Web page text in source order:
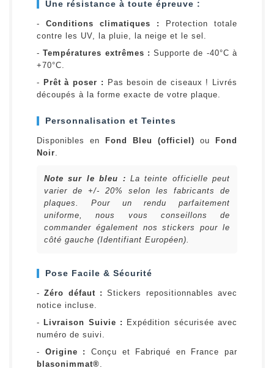
Une résistance à toute épreuve :
- Conditions climatiques :
Protection totale
contre les UV, la pluie, la neige et le sel.
-Températures extrêmes : Supporte de -40°C à
+70°C.
- Prêt à poser :
Pas besoin de ciseaux ! Livrés
découpés à la forme exacte de votre plaque.
Personnalisation et Teintes
Disponibles en Fond Bleu (officiel) ou
Fond
Noir.
Note sur le bleu : La teinte officielle peut
varier de +/- 20% selon les fabricants de
plaques. Pour un rendu parfaitement
uniforme, nous vous conseillons de
commander également nos stickers pour le
côté gauche (Identifiant Européen).
Pose Facile & Sécurité
-Zéro défaut : Stickers repositionnables avec
notice incluse.
- Livraison Suivie :
Expédition sécurisée avec
numéro de suivi.
- Origine :
Conçu et Fabriqué en France par
blasonimmat®.